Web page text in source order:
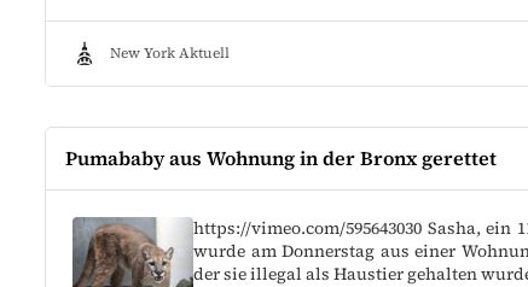
New York Aktuell
Pumababy aus Wohnung in der Bronx gerettet
https://vimeo.com/595643030 Sasha, ein
wurde am Donnerstag aus einer
der sie illegal als Haustier gehalten